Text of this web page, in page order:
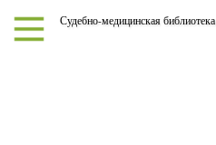
Судебно-медицинская библиотека